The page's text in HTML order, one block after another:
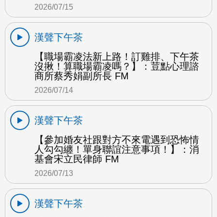
2026/07/15
漢聲下午茶
【職場霸凌法新上路！訂雞排、下午茶
沒揪！算職場霸凌嗎？】：荳點心理諮
商所蔡秀娟副所長 FM
2026/07/14
漢聲下午茶
【參加婚友社跟對方不來電遇到恐怖情
人勾勾纏！單身聯誼注意事項！】：消
基會宋立民律師 FM
2026/07/13
漢聲下午茶